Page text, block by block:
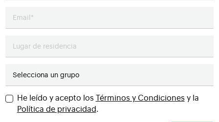
He leído y acepto los Términos y Condiciones y la
Política de privacidad.